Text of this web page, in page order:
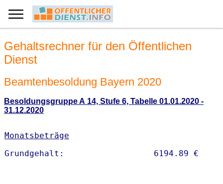
Gehaltsrechner für den Öffentlichen
Dienst
Beamtenbesoldung Bayern 2020
Besoldungsgruppe A 14, Stufe 6, Tabelle 01.01.2020 -
31.12.2020
Monatsbeträge